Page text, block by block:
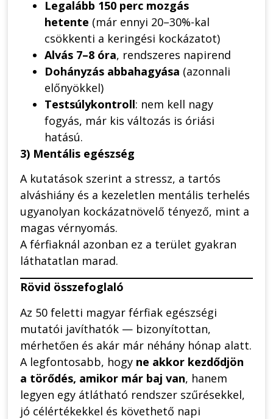
Legalább 150 perc mozgás
hetente (már ennyi 20–30%-kal
csökkenti a keringési kockázatot)
Alvás 7–8 óra, rendszeres napirend
Dohányzás abbahagyása (azonnali
előnyökkel)
Testsúlykontroll: nem kell nagy
fogyás, már kis változás is óriási
hatású.
3) Mentális egészség
A kutatások szerint a stressz, a tartós
alváshiány és a kezeletlen mentális terhelés
ugyanolyan kockázatnövelő tényező, mint a
magas vérnyomás.
A férfiaknál azonban ez a terület gyakran
láthatatlan marad.
Rövid összefoglaló
Az 50 feletti magyar férfiak egészségi
mutatói javíthatók — bizonyítottan,
mérhetően és akár már néhány hónap alatt.
A legfontosabb, hogy ne akkor kezdődjön
a törődés, amikor már baj van, hanem
legyen egy átlátható rendszer szűrésekkel,
jó célértékekkel és követhető napi